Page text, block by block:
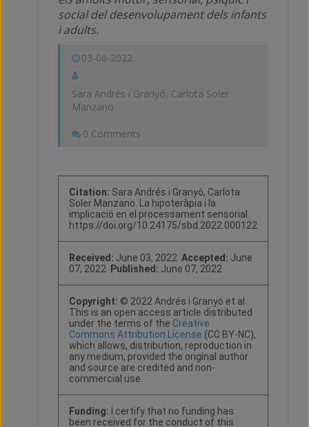
social del desenvolupament dels infants
i adults.
03-06-2022
Sara Andrés i Granyó, Carlota Soler
Manzano
0 Comments
Citation: Sara Andrés i Granyó, Carlota
Soler Manzano. La hipoteràpia i la
implicació en el processament sensorial.
https://doi.org/10.24175/sbd.2022.000122
Received: June 03, 2022Accepted: June
07, 2022
Published: June 07, 2022
Copyright: © 2022 Andrés i Granyó et al.
This is an open access article distributed
under the terms of the Creative
Commons Attribution License (CC BY-NC),
which allows, distribution, reproduction in
any medium, provided the original author
and source are credited and non-
commercial use.
Funding:
I certify that no funding has
been received for the conduct of this